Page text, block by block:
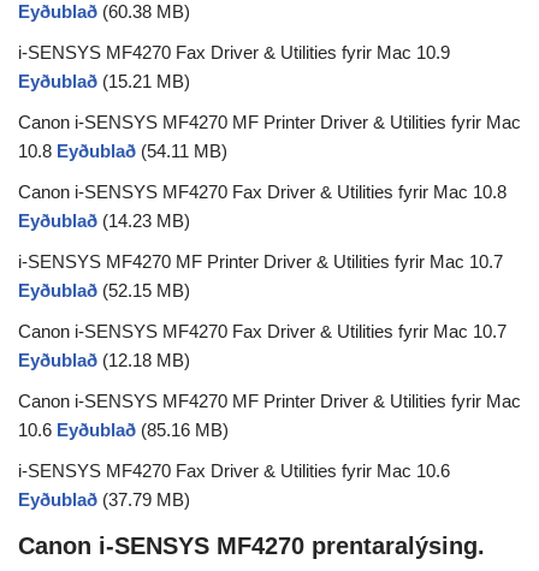
Eyðublað (60.38 MB)
i-SENSYS MF4270 Fax Driver & Utilities fyrir Mac 10.9
Eyðublað (15.21 MB)
Canon i-SENSYS MF4270 MF Printer Driver & Utilities fyrir Mac
10.8 Eyðublað (54.11 MB)
Canon i-SENSYS MF4270 Fax Driver & Utilities fyrir Mac 10.8
Eyðublað (14.23 MB)
i-SENSYS MF4270 MF Printer Driver & Utilities fyrir Mac 10.7
Eyðublað (52.15 MB)
Canon i-SENSYS MF4270 Fax Driver & Utilities fyrir Mac 10.7
Eyðublað (12.18 MB)
Canon i-SENSYS MF4270 MF Printer Driver & Utilities fyrir Mac
10.6 Eyðublað (85.16 MB)
i-SENSYS MF4270 Fax Driver & Utilities fyrir Mac 10.6
Eyðublað (37.79 MB)
Canon i-SENSYS MF4270 prentaralýsing.